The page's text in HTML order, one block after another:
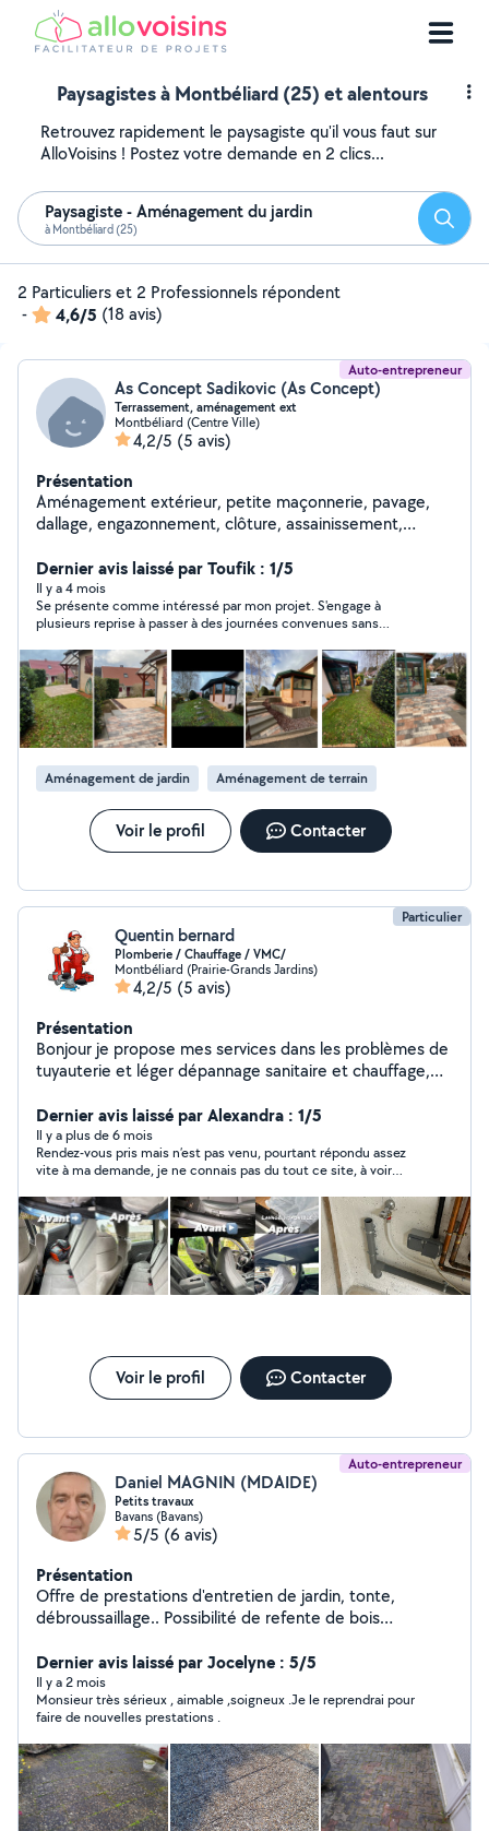
Paysagistes à Montbéliard (25) et alentours
Retrouvez rapidement le paysagiste qu'il vous faut sur
AlloVoisins ! Postez votre demande en 2 clics...
Paysagiste - Aménagement du jardin
à Montbéliard (25)
2 Particuliers et 2 Professionnels répondent
-
4,6/5 (18 avis)
Auto-entrepreneur
As Concept Sadikovic (As Concept)
Terrassement, aménagement ext
Montbéliard (Centre Ville)
4,2/5 (5 avis)
Présentation
Aménagement extérieur, petite maçonnerie, pavage,
dallage, engazonnement, clôture, assainissement,
Dernier avis laissé par Toufik : 1/5
Il y a 4 mois
Se présente comme intéressé par mon projet. S'engage à
plusieurs reprise à passer à des journées convenues sans
déconseille du fait du manque de sérieux.
Aménagement de jardin Aménagement de terrain
Voir le profil Contacter
Particulier
Quentin bernard
Plomberie / Chauffage / VMC/
Montbéliard (Prairie-Grands Jardins)
4,2/5 (5 avis)
Présentation
Bonjour je propose mes services dans les problèmes de
tuyauterie et léger dépannage sanitaire et chauffage,
Dernier avis laissé par Alexandra : 1/5
Il y a plus de 6 mois
Rendez-vous pris mais n’est pas venu, pourtant répondu assez
vite à ma demande, je ne connais pas du tout ce site, à voir…
Voir le profil Contacter
Auto-entrepreneur
Daniel MAGNIN (MDAIDE)
Petits travaux
Bavans (Bavans)
5/5 (6 avis)
Présentation
Offre de prestations d'entretien de jardin, tonte,
débroussaillage.. Possibilité de refente de bois
transport de bois Petits travaux dans maison et jardin
Dernier avis laissé par Jocelyne : 5/5
Il y a 2 mois
Monsieur très sérieux , aimable ,soigneux .Je le reprendrai pour
faire de nouvelles prestations .